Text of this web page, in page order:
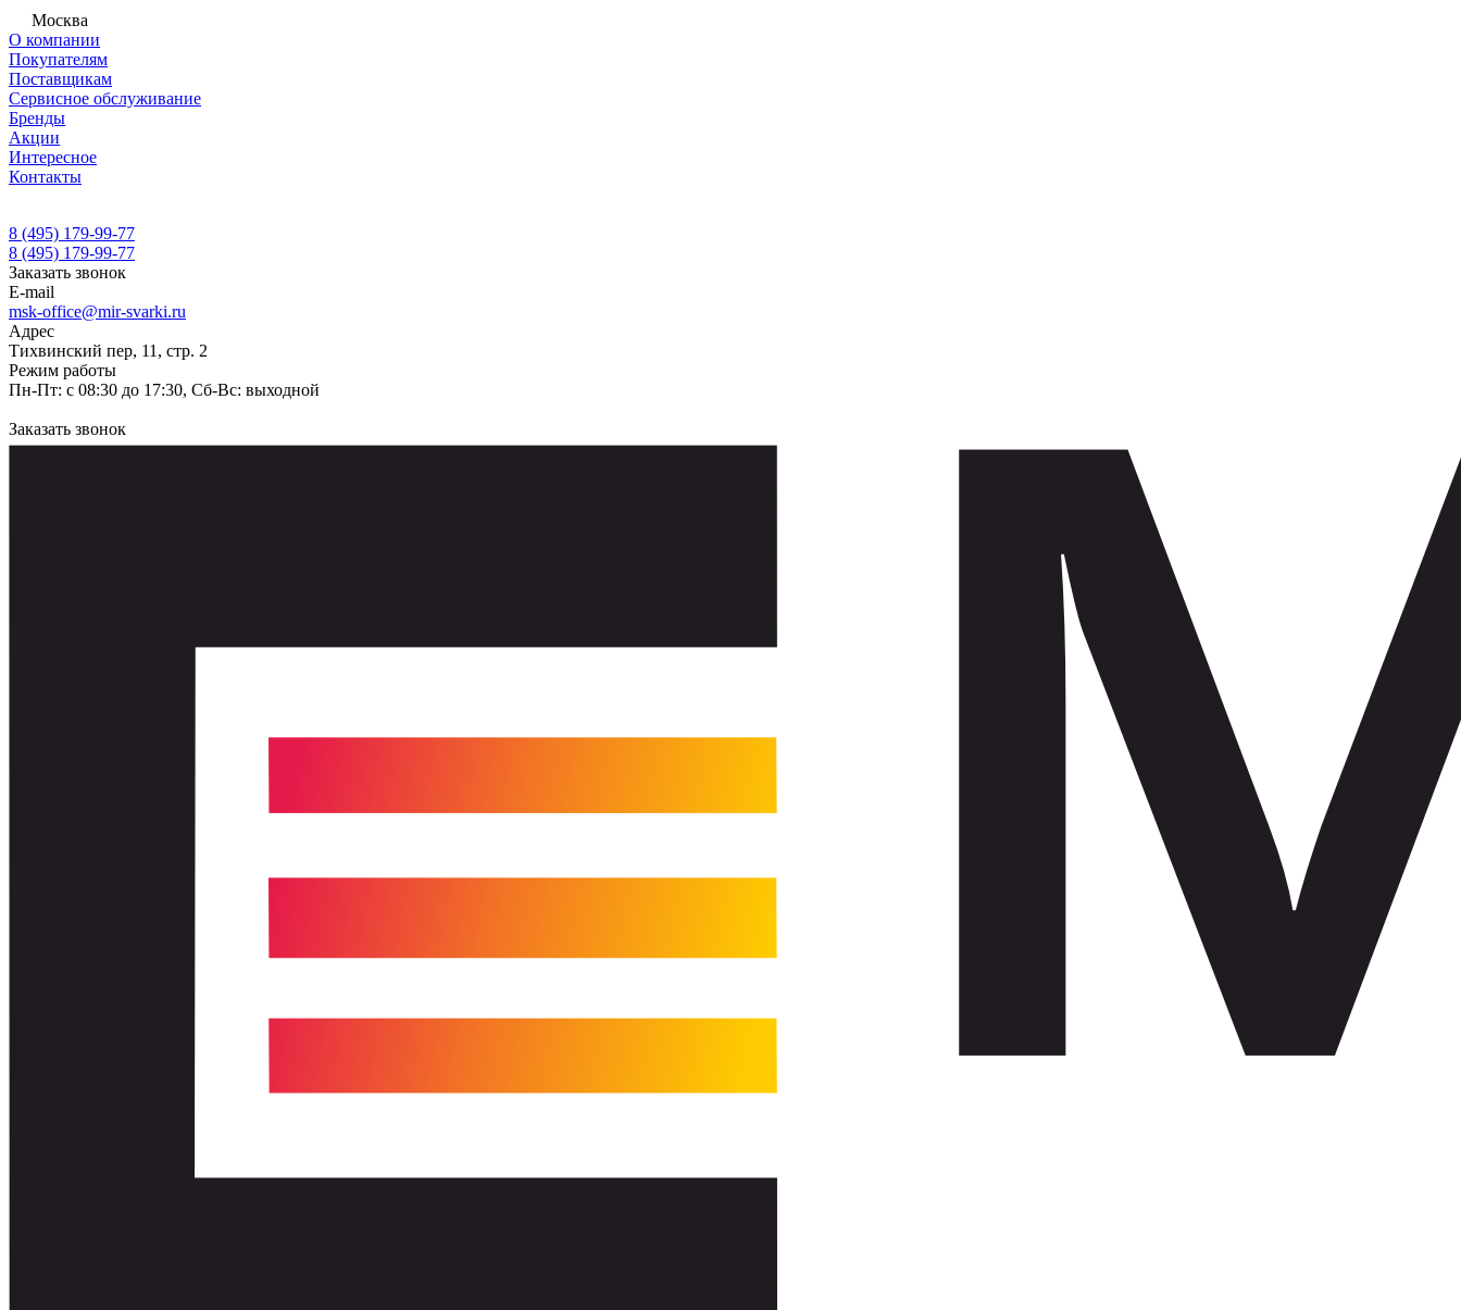
Москва
О компании
Покупателям
Поставщикам
Сервисное обслуживание
Бренды
Акции
Интересное
Контакты
8 (495) 179-99-77
8 (495) 179-99-77
Заказать звонок
E-mail
msk-office@mir-svarki.ru
Адрес
Тихвинский пер, 11, стр. 2
Режим работы
Пн-Пт: с 08:30 до 17:30, Сб-Вс: выходной
Заказать звонок